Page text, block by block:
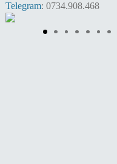
Telegram: 0734.908.468